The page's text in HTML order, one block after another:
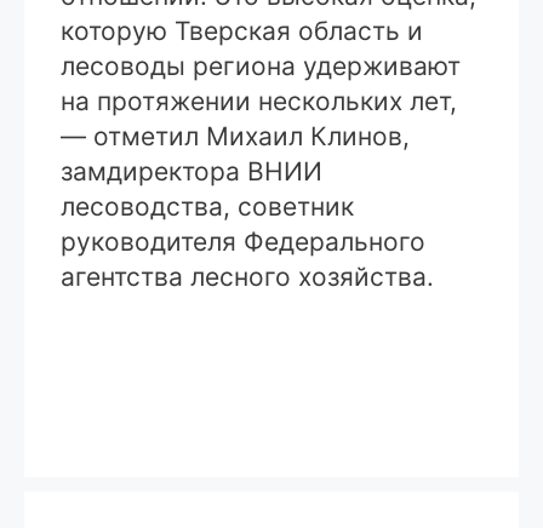
которую Тверская область и
лесоводы региона удерживают
на протяжении нескольких лет,
— отметил Михаил Клинов,
замдиректора ВНИИ
лесоводства, советник
руководителя Федерального
агентства лесного хозяйства.